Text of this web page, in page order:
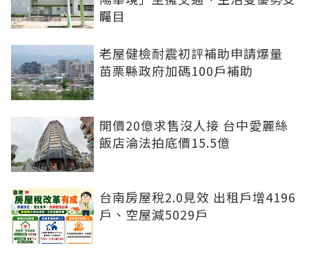
矚目
老屋健檢耐震初評補助申請爆量
苗栗縣政府加碼100戶補助
開價20億求售沒人接 台中愛麗絲
飯店淪法拍底價15.5億
台南房屋稅2.0見效 出租戶增4196
戶、空屋減5029戶